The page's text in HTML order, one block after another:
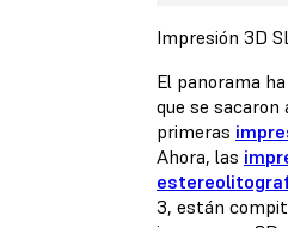
Impresión 3D
El panorama
que se sacaron
primeras
Ahora, las
3, están